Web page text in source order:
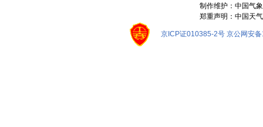
制作维护：中国气
郑重声明：中国天
京ICP证010385-2号 京公网安